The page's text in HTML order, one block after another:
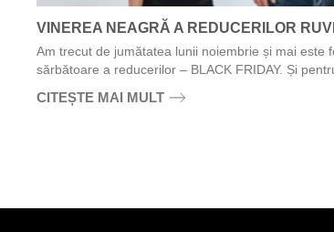
VINEREA NEAGRĂ A REDUCERILOR
Am trecut de jumătatea lunii noiembrie și mai este
sărbătoare a reducerilor – BLACK
CITEȘTE MAI MULT